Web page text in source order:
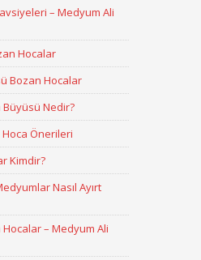
– Medyum Ali
Hocalar
Bozan Hocalar
Büyüsü Nedir?
Önerileri
Kimdir?
Nasıl Ayırt
– Medyum Ali